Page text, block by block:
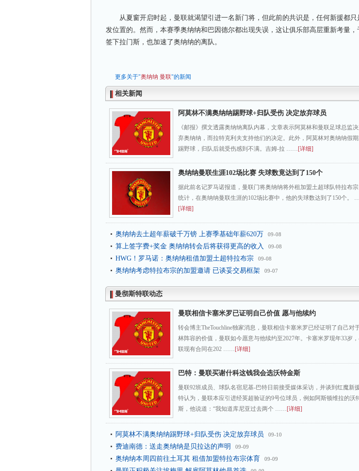
从夏窗开启时起，曼联就渴望引进一名新门将，但此前的共识是，任何新援都只
发位置的。然而，本赛季奥纳纳和巴因德尔都出现失误，这让俱乐部高层重新考量
签下拉门斯，也加速了奥纳纳的离队。
更多关于"奥纳纳 曼联"的新闻
相关新闻
阿莫林不满奥纳纳踢野球+归队受伤 决定放弃球员
《邮报》撰文透露奥纳纳离队内幕，文章表示阿莫林和曼联足球总监
弃奥纳纳，而拉特克利夫支持他们的决定。此外，阿莫林对奥纳纳假
踢野球，归队后就受伤感到不满。吉姆-拉 ……[详细]
奥纳纳曼联生涯102场比赛 失球数竟达到了150个
据此前名记罗马诺报道，曼联门将奥纳纳将外租加盟土超球队特拉布
统计，在奥纳纳曼联生涯的102场比赛中，他的失球数达到了150个。
[详细]
奥纳纳去土超年薪破千万镑 上赛季基础年薪620万 09-08
算上签字费+奖金 奥纳纳转会后将获得更高的收入 09-08
HWG！罗马诺：奥纳纳租借加盟土超特拉布宗 09-08
奥纳纳考虑特拉布宗的加盟邀请 已谈妥交易框架 09-07
曼彻斯特联动态
曼联相信卡塞米罗已证明自己价值 愿与他续约
转会博主TheTouchline独家消息，曼联相信卡塞米罗已经证明了自己对
林阵容的价值，曼联如今愿意与他续约至2027年。卡塞米罗现年33岁
联现有合同在202 ……[详细]
巴特：曼联买谢什科这钱我会选沃特金斯
曼联92班成员、球队名宿尼基-巴特日前接受媒体采访，并谈到红魔新
特认为，曼联本应引进经英超验证的9号位球员，例如阿斯顿维拉的沃
斯，他说道：“我知道库尼亚过去两个 ……[详细]
阿莫林不满奥纳纳踢野球+归队受伤 决定放弃球员 09-10
费迪南德：送走奥纳纳是贝拉达的声明 09-09
奥纳纳本周四前往土耳其 租借加盟特拉布宗体育 09-09